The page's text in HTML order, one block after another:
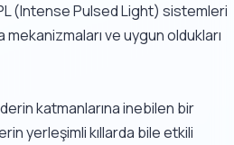
(Intense Pulsed Light) sistemleri
ve uygun oldukları
katmanlarına inebilen bir
yerleşimli kıllarda bile etkili